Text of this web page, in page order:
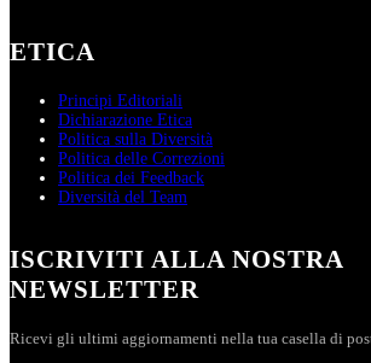
ETICA
Principi Editoriali
Dichiarazione Etica
Politica sulla Diversità
Politica delle Correzioni
Politica dei Feedback
Diversità del Team
ISCRIVITI ALLA NOSTRA
NEWSLETTER
Ricevi gli ultimi aggiornamenti nella tua casella di